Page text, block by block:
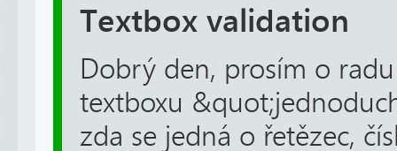
Textbox validation
Dobrý den, prosím o
textboxu
zda se jedná o řetězec,